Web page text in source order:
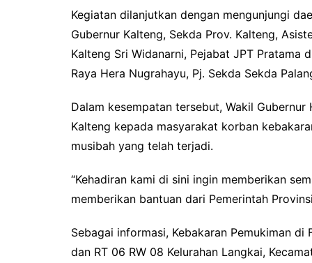
Kegiatan dilanjutkan dengan mengunjungi
Gubernur Kalteng, Sekda Prov. Kalteng,
Kalteng Sri Widanarni, Pejabat JPT Pratama
Raya Hera Nugrahayu, Pj. Sekda Sekda
Dalam kesempatan tersebut, Wakil
Kalteng kepada masyarakat korban
musibah yang telah terjadi.
“Kehadiran kami di sini ingin memberikan
memberikan bantuan dari Pemerintah
Sebagai informasi, Kebakaran Pemukiman
dan RT 06 RW 08 Kelurahan Langkai,